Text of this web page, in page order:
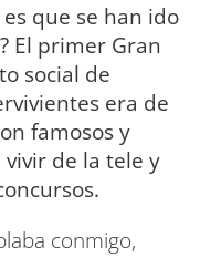
que se han ido
El primer Gran
social de
era de
famosos y
de la tele y
conmigo,